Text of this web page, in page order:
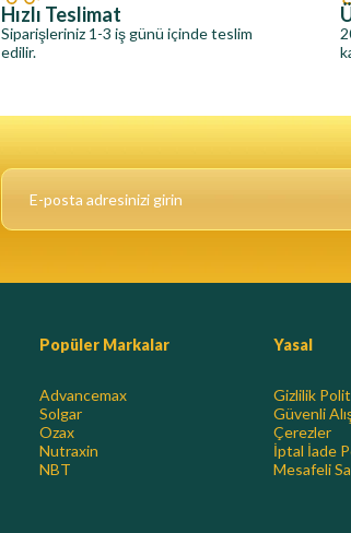
Hızlı Teslimat
Siparişleriniz 1-3 iş günü içinde teslim
edilir.
Popüler Markalar
Advancemax
Solgar
Ozax
Nutraxin
NBT
Yasal
Gizlilik
Güvenli
Çerezler
İptal İade
Mesafeli